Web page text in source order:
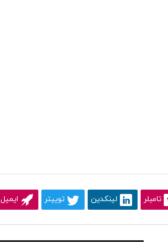
تامبلر لینکدین توییتر ایمیل